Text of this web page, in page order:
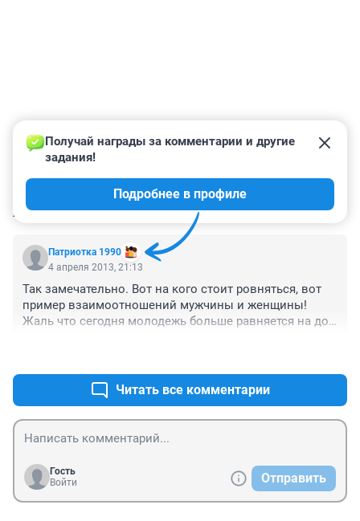
КОММЕНТАРИИ 2
Патриотка 1990
Получай награды за комментарии и другие
задания!
Подробнее в профиле
4 апреля 2013, 21:13
Так замечательно. Вот на кого стоит ровняться, вот
пример взаимоотношений мужчины и женщины!
Жаль что сегодня молодежь больше равняется на дом
Читать все комментарии
Гость
Войти
Отправить